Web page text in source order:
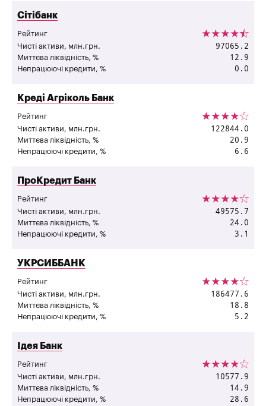
"
Сітібанк
Рейтинг
Чисті активи, млн.грн.
97065.2
Миттєва ліквідність, % 12.9
Непрацюючі кредити, % 0.0
"Креді Агріколь Банк
Рейтинг
Чисті активи, млн.грн.
122844.0
Миттєва ліквідність, % 20.9
Непрацюючі кредити, % 6.6
"ПроКредит Банк
Рейтинг
Чисті активи, млн.грн.
49575.7
Миттєва ліквідність, % 24.0
Непрацюючі кредити, % 3.1
"
УКРСИББАНК
Рейтинг
Чисті активи, млн.грн.
186477.6
Миттєва ліквідність, % 18.8
Непрацюючі кредити, % 5.2
"Ідея Банк
Рейтинг
Чисті активи, млн.грн.
10577.9
Миттєва ліквідність, % 14.9
Непрацюючі кредити, % 28.6